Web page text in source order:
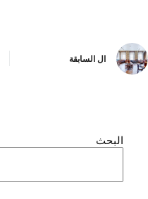
ال السابقة
البحث